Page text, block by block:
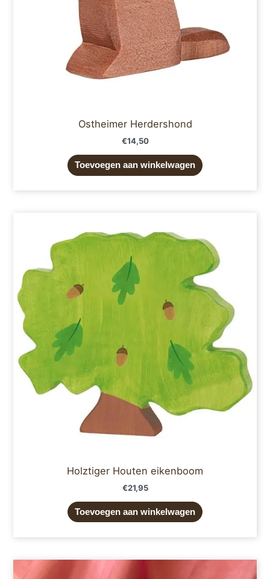
Ostheimer Herdershond
€14,50
Toevoegen aan winkelwagen
Holztiger Houten eikenboom
€21,95
Toevoegen aan winkelwagen